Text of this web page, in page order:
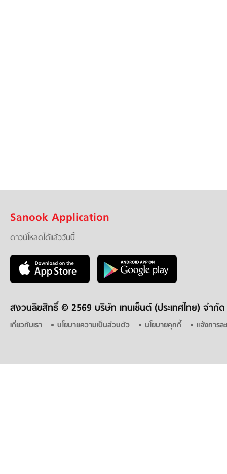
Sanook Application
ดาวน์โหลดได้แล้ววันนี้
สงวนลิขสิทธิ์ © 2569 บริษัท เทนเซ็นต์ (ประเทศไทย) จำกัด
เกี่ยวกับเรา นโยบายความเป็นส่วนตัว นโยบายคุกกี้ แจ้งการล